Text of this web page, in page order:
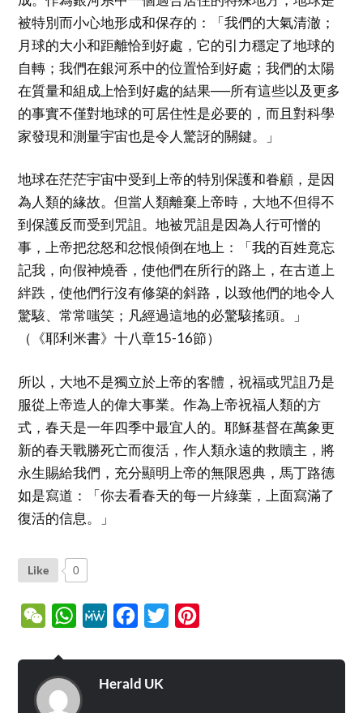
被特別而小心地形成和保存的：「我們的大氣清澈；
月球的大小和距離恰到好處，它的引力穩定了地球的
自轉；我們在銀河系中的位置恰到好處；我們的太陽
在質量和組成上恰到好處的結果──所有這些以及更多
的事實不僅對地球的可居住性是必要的，而且對科學
家發現和測量宇宙也是令人驚訝的關鍵。」
地球在茫茫宇宙中受到上帝的特別保護和眷顧，是因
為人類的緣故。但當人類離棄上帝時，大地不但得不
到保護反而受到咒詛。地被咒詛是因為人行可憎的
事，上帝把忿怒和忿恨傾倒在地上：「我的百姓竟忘
記我，向假神燒香，使他們在所行的路上，在古道上
絆跌，使他們行沒有修築的斜路，以致他們的地令人
驚駭、常常嗤笑；凡經過這地的必驚駭搖頭。」
（《耶利米書》十八章15-16節）
所以，大地不是獨立於上帝的客體，祝福或咒詛乃是
服從上帝造人的偉大事業。作為上帝祝福人類的方
式，春天是一年四季中最宜人的。耶穌基督在萬象更
新的春天戰勝死亡而復活，作人類永遠的救贖主，將
永生賜給我們，充分顯明上帝的無限恩典，馬丁路德
如是寫道：「你去看春天的每一片綠葉，上面寫滿了
復活的信息。」
Like 0
WeChatWhatsApp
MeWe Facebook
Twitter
Herald UK